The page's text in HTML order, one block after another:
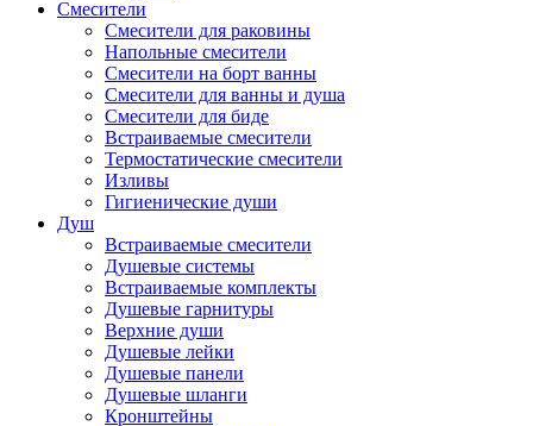
Смесители
Смесители для раковины
Напольные смесители
Смесители на борт ванны
Смесители для ванны и душа
Смесители для биде
Встраиваемые смесители
Термостатические смесители
Изливы
Гигиенические души
Душ
Встраиваемые смесители
Душевые системы
Встраиваемые комплекты
Душевые гарнитуры
Верхние души
Душевые лейки
Душевые панели
Душевые шланги
Кронштейны